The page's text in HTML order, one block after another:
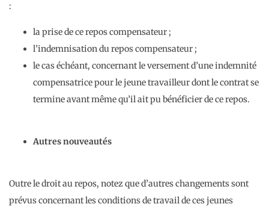
:
la prise de ce repos compensateur ;
l’indemnisation du repos compensateur ;
le cas échéant, concernant le versement d’une indemnité
compensatrice pour le jeune travailleur dont le contrat se
termine avant même qu’il ait pu bénéficier de ce repos.
Autres nouveautés
Outre le droit au repos, notez que d’autres changements sont
prévus concernant les conditions de travail de ces jeunes